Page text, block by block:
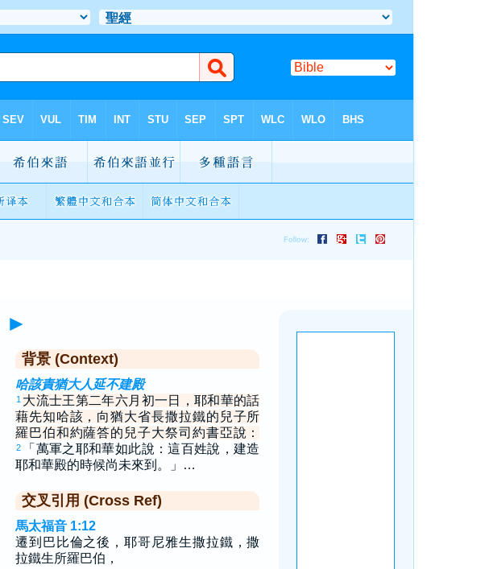
►
背景 (Context)
哈該責猶大人延不建殿
1 大流士王第二年六月初一日，耶和華的話
藉先知哈該，向猶大省長撒拉鐵的兒子所
羅巴伯和約薩答的兒子大祭司約書亞說：
2
「萬軍之耶和華如此說：這百姓說，建造
耶和華殿的時候尚未來到。」…
交叉引用 (Cross Ref)
馬太福音 1:12
遷到巴比倫之後，耶哥尼雅生撒拉鐵，撒
拉鐵生所羅巴伯，